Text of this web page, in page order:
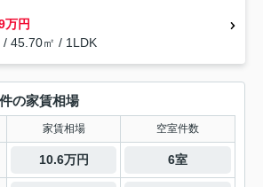
万円
/ 45.70㎡ / 1LDK
の家賃相場
家賃相場 空室件数
10.6万円 6室